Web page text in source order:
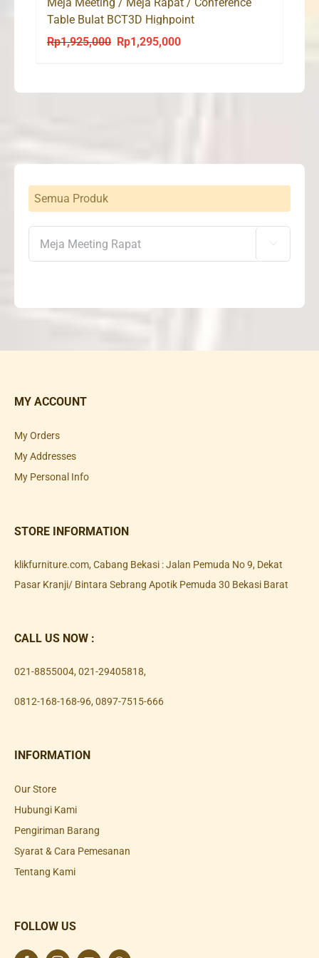
Meja Meeting / Meja Rapat / Conference
Table Bulat BCT3D Highpoint
Rp1,925,000
Original
Rp1,295,000Current
Semua Produk

MY ACCOUNT
My Orders
My Addresses
My Personal Info
STORE INFORMATION
klikfurniture.com, Cabang Bekasi : Jalan Pemuda No 9, Dekat
Pasar Kranji/ Bintara Sebrang Apotik Pemuda 30 Bekasi Barat
CALL US NOW :
021-8855004, 021-29405818,
0812-168-168-96, 0897-7515-666
INFORMATION
Our Store
Hubungi Kami
Pengiriman Barang
Syarat & Cara Pemesanan
Tentang Kami
FOLLOW US